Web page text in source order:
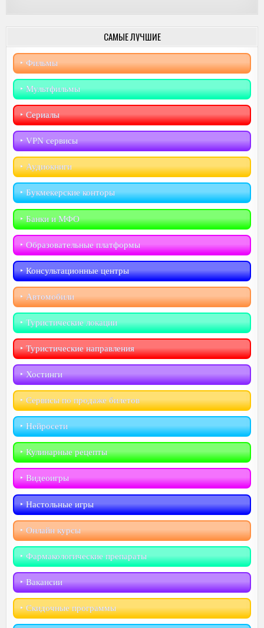
САМЫЕ ЛУЧШИЕ
‣︎ Фильмы
‣︎ Мультфильмы
‣︎ Сериалы
‣︎ VPN сервисы
‣︎ Аудиокниги
‣︎ Букмекерские конторы
‣︎ Банки и МФО
‣︎ Образовательные платформы
‣︎ Консультационные центры
‣︎ Автомобили
‣︎ Туристические локации
‣︎ Туристические направления
‣︎ Хостинги
‣︎ Сервисы по продаже билетов
‣︎ Нейросети
‣︎ Кулинарные рецепты
‣︎ Видеоигры
‣︎ Настольные игры
‣︎ Онлайн курсы
‣︎ Фармакологические препараты
‣︎ Вакансии
‣︎ Скидочные программы